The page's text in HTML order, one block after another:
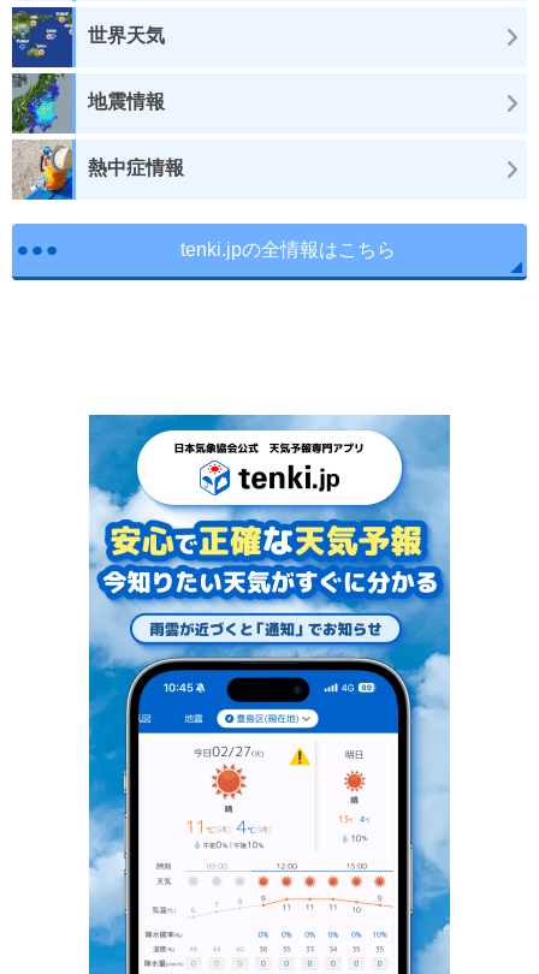
世界天気
地震情報
熱中症情報
tenki.jpの全情報はこちら